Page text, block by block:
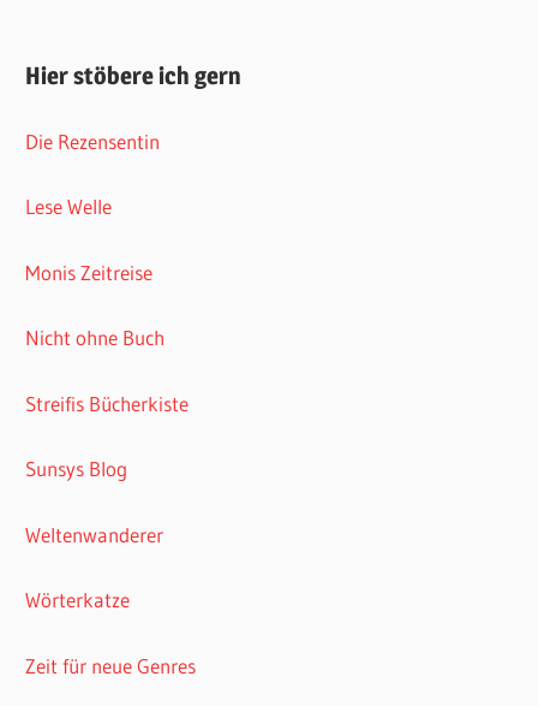
Hier stöbere ich gern
Die Rezensentin
Lese Welle
Monis Zeitreise
Nicht ohne Buch
Streifis Bücherkiste
Sunsys Blog
Weltenwanderer
Wörterkatze
Zeit für neue Genres